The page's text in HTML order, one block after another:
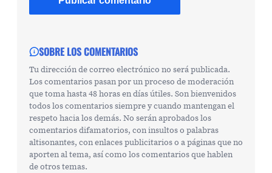
SOBRE LOS COMENTARIOS
Tu dirección de correo electrónico no será publicada.
Los comentarios pasan por un proceso de moderación
que toma hasta 48 horas en días útiles. Son bienvenidos
todos los comentarios siempre y cuando mantengan el
respeto hacia los demás. No serán aprobados los
comentarios difamatorios, con insultos o palabras
altisonantes, con enlaces publicitarios o a páginas que no
aporten al tema, así como los comentarios que hablen
de otros temas.